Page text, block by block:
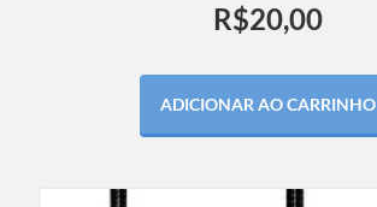
R$20,00
ADICIONAR AO CARRINHO